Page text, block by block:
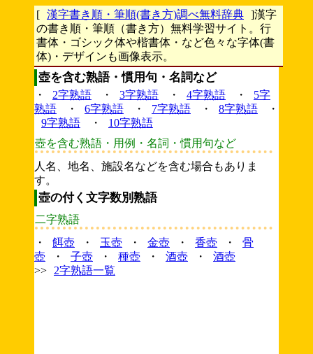
[ 漢字書き順・筆順(書き方)調べ無料辞典 ]漢字
の書き順・筆順（書き方）無料学習サイト。行
書体・ゴシック体や楷書体・など色々な字体(書
体)・デザインも画像表示。
壺を含む熟語・慣用句・名詞など
・ 2字熟語 ・ 3字熟語 ・ 4字熟語 ・
5字
熟語
・ 6字熟語 ・ 7字熟語 ・ 8字熟語
・
9字熟語
・
10字熟語
壺を含む熟語・用例・名詞・慣用句など
人名、地名、施設名などを含む場合もありま
す。
壺の付く文字数別熟語
二字熟語
・
餌壺 ・ 玉壺 ・ 金壺 ・ 香壺 ・
骨
壺
・ 子壺 ・ 種壺 ・ 酒壺 ・
酒壺
>>
2字熟語一覧